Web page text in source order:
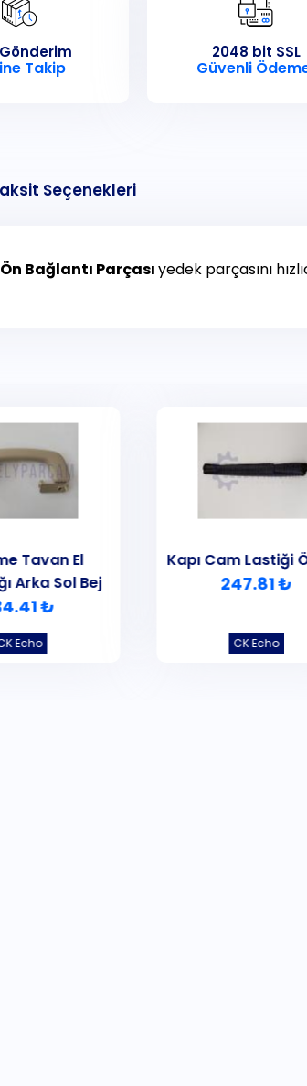
Gönderim
Takip
2048 bit SSL
Güvenli
Seçenekleri
Bağlantı Parçasıyedek parçasını
Echo
Tavan El
Arka Sol Bej
₺
CK Echo
Kapı Cam Lastiği
247.81 ₺